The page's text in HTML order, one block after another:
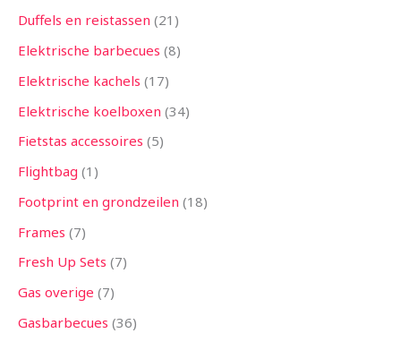
Duffels en reistassen 21
Elektrische barbecues 8
Elektrische kachels 17
Elektrische koelboxen 34
Fietstas accessoires 5
Flightbag 1
Footprint en grondzeilen 18
Frames 7
Fresh Up Sets 7
Gas overige 7
Gasbarbecues 36